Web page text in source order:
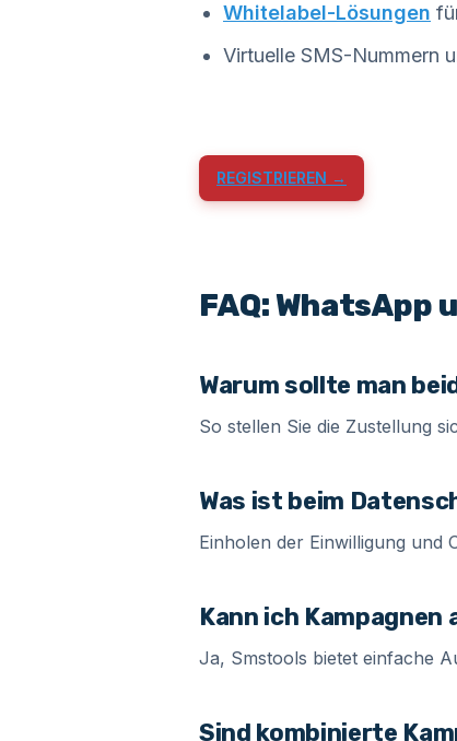
Whitelabel-Lösungen
Virtuelle SMS-Nummern
REGISTRIEREN →
FAQ: WhatsApp
Warum sollte man
So stellen Sie die Zustellung
Was ist beim
Einholen der Einwilligung und
Kann ich
Ja, Smstools bietet einfache
Sind kombinierte